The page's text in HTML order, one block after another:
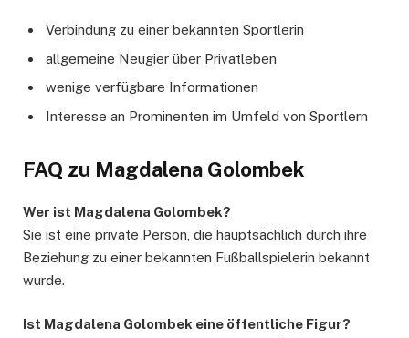
Verbindung zu einer bekannten Sportlerin
allgemeine Neugier über Privatleben
wenige verfügbare Informationen
Interesse an Prominenten im Umfeld von Sportlern
FAQ zu Magdalena Golombek
Wer ist Magdalena Golombek?
Sie ist eine private Person, die hauptsächlich durch ihre
Beziehung zu einer bekannten Fußballspielerin bekannt
wurde.
Ist Magdalena Golombek eine öffentliche Figur?